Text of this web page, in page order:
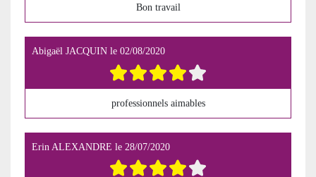
Bon travail
Abigaël JACQUIN le 02/08/2020
professionnels aimables
Erin ALEXANDRE le 28/07/2020